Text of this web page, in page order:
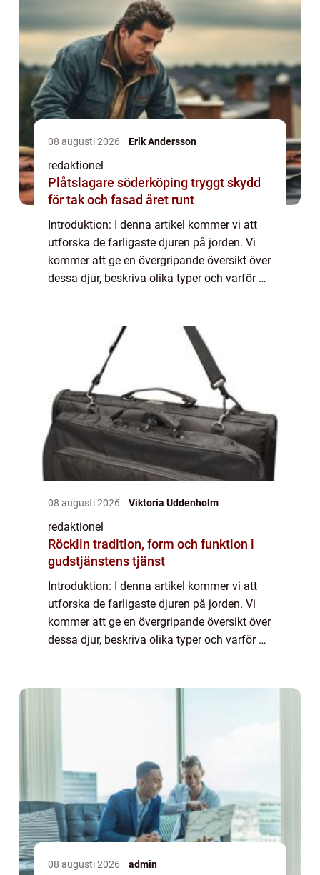
08 augusti 2026 Erik Andersson
redaktionel
Plåtslagare söderköping tryggt skydd
för tak och fasad året runt
Introduktion: I denna artikel kommer vi att
utforska de farligaste djuren på jorden. Vi
kommer att ge en övergripande översikt över
dessa djur, beskriva olika typer och varför de
08 augusti 2026 Viktoria Uddenholm
redaktionel
Röcklin tradition, form och funktion i
gudstjänstens tjänst
Introduktion: I denna artikel kommer vi att
utforska de farligaste djuren på jorden. Vi
kommer att ge en övergripande översikt över
dessa djur, beskriva olika typer och varför de
08 augusti 2026 admin